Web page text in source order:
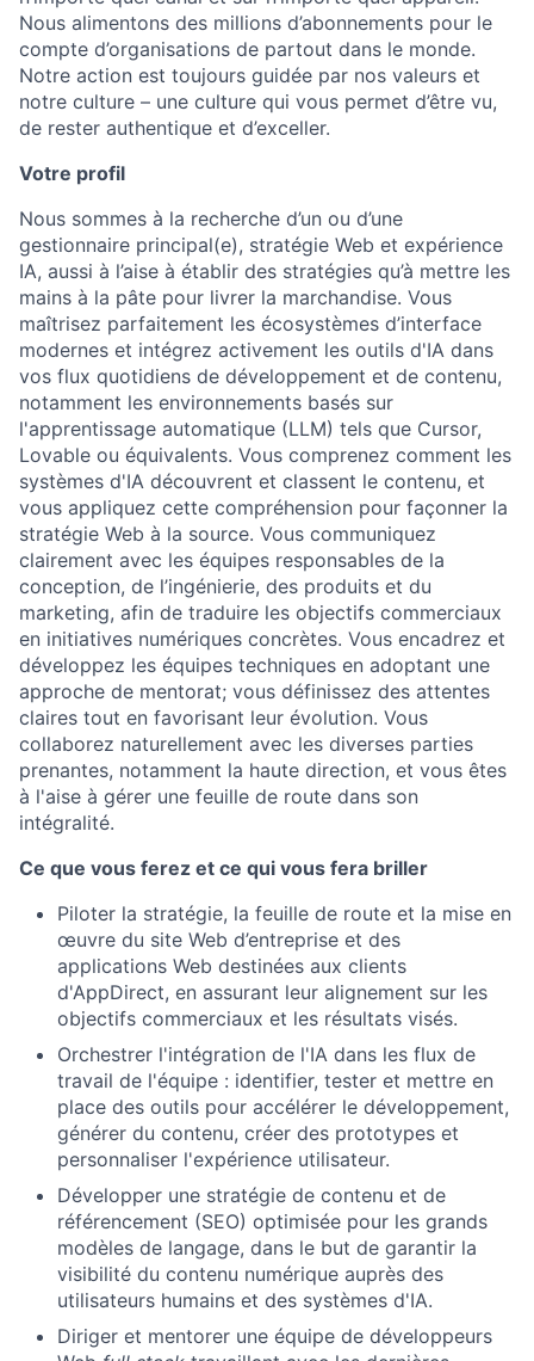
Nous alimentons des millions d’abonnements pour le
compte d’organisations de partout dans le monde.
Notre action est toujours guidée par nos valeurs et
notre culture – une culture qui vous permet d’être vu,
de rester authentique et d’exceller.
Votre profil
Nous sommes à la recherche d’un ou d’une
gestionnaire principal(e), stratégie Web et expérience
IA, aussi à l’aise à établir des stratégies qu’à mettre les
mains à la pâte pour livrer la marchandise. Vous
maîtrisez parfaitement les écosystèmes d’interface
modernes et intégrez activement les outils d'IA dans
vos flux quotidiens de développement et de contenu,
notamment les environnements basés sur
l'apprentissage automatique (LLM) tels que Cursor,
Lovable ou équivalents. Vous comprenez comment les
systèmes d'IA découvrent et classent le contenu, et
vous appliquez cette compréhension pour façonner la
stratégie Web à la source. Vous communiquez
clairement avec les équipes responsables de la
conception, de l’ingénierie, des produits et du
marketing, afin de traduire les objectifs commerciaux
en initiatives numériques concrètes. Vous encadrez et
développez les équipes techniques en adoptant une
approche de mentorat; vous définissez des attentes
claires tout en favorisant leur évolution. Vous
collaborez naturellement avec les diverses parties
prenantes, notamment la haute direction, et vous êtes
à l'aise à gérer une feuille de route dans son
intégralité.
Ce que vous ferez et ce qui vous fera briller
Piloter la stratégie, la feuille de route et la mise en
œuvre du site Web d’entreprise et des
applications Web destinées aux clients
d'AppDirect, en assurant leur alignement sur les
objectifs commerciaux et les résultats visés.
Orchestrer l'intégration de l'IA dans les flux de
travail de l'équipe : identifier, tester et mettre en
place des outils pour accélérer le développement,
générer du contenu, créer des prototypes et
personnaliser l'expérience utilisateur.
Développer une stratégie de contenu et de
référencement (SEO) optimisée pour les grands
modèles de langage, dans le but de garantir la
visibilité du contenu numérique auprès des
utilisateurs humains et des systèmes d'IA.
Diriger et mentorer une équipe de développeurs